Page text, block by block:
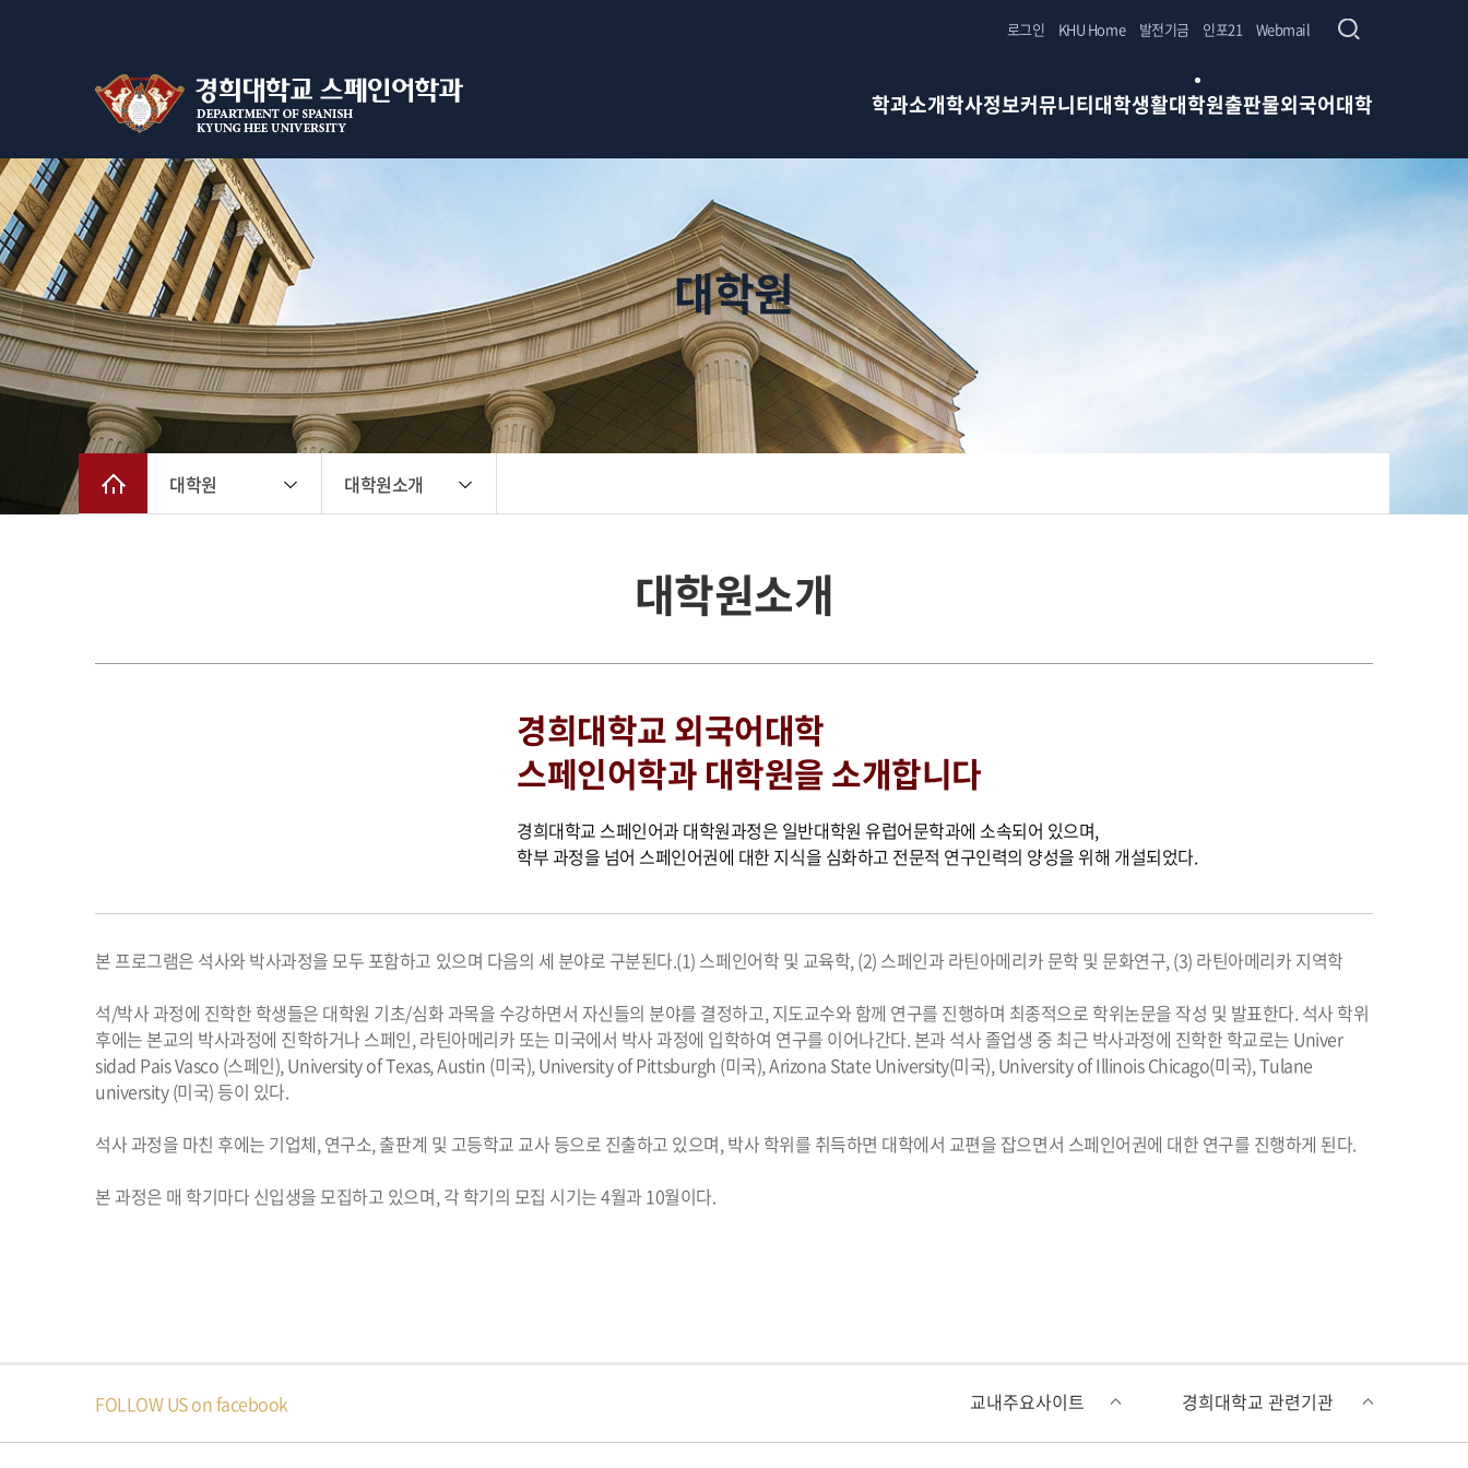
학과소개학사정보커뮤니티대학생활대학원출판물외국어대학
로그인 KHU Home 발전기금 인포21 Webmail
대학원
대학원 대학원소개
대학원소개
경희대학교 외국어대학
스페인어학과 대학원을 소개합니다
경희대학교 스페인어과 대학원과정은 일반대학원 유럽어문학과에 소속되어 있으며,
학부 과정을 넘어 스페인어권에 대한 지식을 심화하고 전문적 연구인력의 양성을 위해 개설되었다.
본 프로그램은 석사와 박사과정을 모두 포함하고 있으며 다음의 세 분야로 구분된다.(1) 스페인어학 및 교육학, (2) 스페인과 라틴아메리카 문학 및 문화연구, (3) 라틴아메리카 지역학
석/박사 과정에 진학한 학생들은 대학원 기초/심화 과목을 수강하면서 자신들의 분야를 결정하고, 지도교수와 함께 연구를 진행하며 최종적으로 학위논문을 작성 및 발표한다. 석사 학위
후에는 본교의 박사과정에 진학하거나 스페인, 라틴아메리카 또는 미국에서 박사 과정에 입학하여 연구를 이어나간다. 본과 석사 졸업생 중 최근 박사과정에 진학한 학교로는 Univer
sidad Pais Vasco (스페인), University of Texas, Austin (미국), University of Pittsburgh (미국), Arizona State University(미국), University of Illinois Chicago(미국), Tulane
university (미국) 등이 있다.
석사 과정을 마친 후에는 기업체, 연구소, 출판계 및 고등학교 교사 등으로 진출하고 있으며, 박사 학위를 취득하면 대학에서 교편을 잡으면서 스페인어권에 대한 연구를 진행하게 된다.
본 과정은 매 학기마다 신입생을 모집하고 있으며, 각 학기의 모집 시기는 4월과 10월이다.
FOLLOW US on facebook